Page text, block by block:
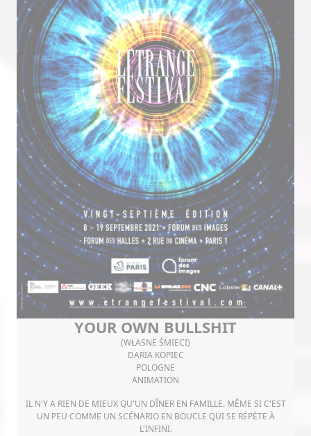
YOUR OWN BULLSHIT
(WŁASNE ŚMIECI)
DARIA KOPIEC
POLOGNE
ANIMATION
IL N'Y A RIEN DE MIEUX QU'UN DÎNER EN FAMILLE. MÊME SI C'EST
UN PEU COMME UN SCÉNARIO EN BOUCLE QUI SE RÉPÈTE À
L'INFINI.